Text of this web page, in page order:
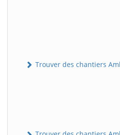
Trouver des chantiers